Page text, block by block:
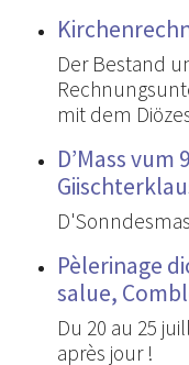
Der Bestand
mit dem
D’Mass
Pèlerinage
salue,
Du 20 au 25
après jour !